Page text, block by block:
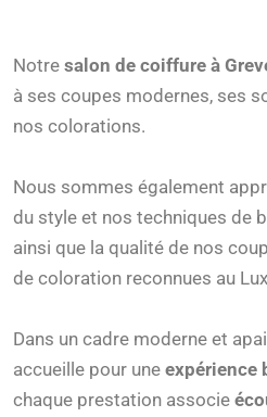
Notre salon de coiffure à
à ses coupes modernes, ses
nos colorations.
Nous sommes également
du style et nos techniques de
ainsi que la qualité de nos
de coloration reconnues au
Dans un cadre moderne et
accueille pour une expérience
chaque prestation associe